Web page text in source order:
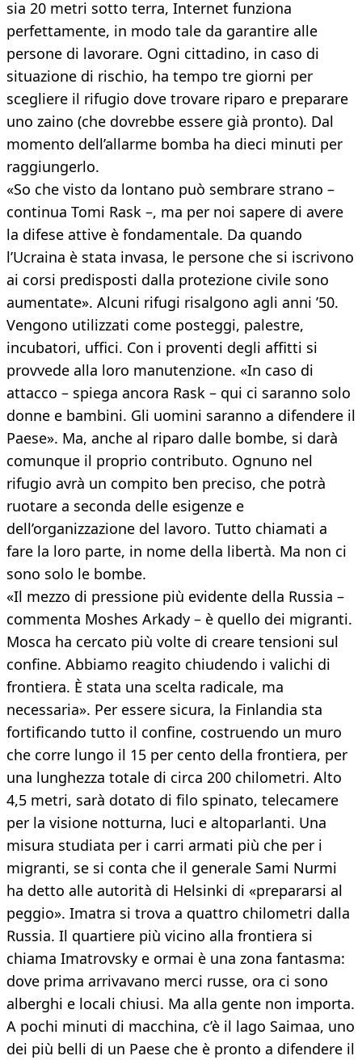
sia 20 metri sotto terra, Internet funziona
perfettamente, in modo tale da garantire alle
persone di lavorare. Ogni cittadino, in caso di
situazione di rischio, ha tempo tre giorni per
scegliere il rifugio dove trovare riparo e preparare
uno zaino (che dovrebbe essere già pronto). Dal
momento dell’allarme bomba ha dieci minuti per
raggiungerlo.
«So che visto da lontano può sembrare strano –
continua Tomi Rask –, ma per noi sapere di avere
la difese attive è fondamentale. Da quando
l’Ucraina è stata invasa, le persone che si iscrivono
ai corsi predisposti dalla protezione civile sono
aumentate». Alcuni rifugi risalgono agli anni ’50.
Vengono utilizzati come posteggi, palestre,
incubatori, uffici. Con i proventi degli affitti si
provvede alla loro manutenzione. «In caso di
attacco – spiega ancora Rask – qui ci saranno solo
donne e bambini. Gli uomini saranno a difendere il
Paese». Ma, anche al riparo dalle bombe, si darà
comunque il proprio contributo. Ognuno nel
rifugio avrà un compito ben preciso, che potrà
ruotare a seconda delle esigenze e
dell’organizzazione del lavoro. Tutto chiamati a
fare la loro parte, in nome della libertà. Ma non ci
sono solo le bombe.
«Il mezzo di pressione più evidente della Russia –
commenta Moshes Arkady – è quello dei migranti.
Mosca ha cercato più volte di creare tensioni sul
confine. Abbiamo reagito chiudendo i valichi di
frontiera. È stata una scelta radicale, ma
necessaria». Per essere sicura, la Finlandia sta
fortificando tutto il confine, costruendo un muro
che corre lungo il 15 per cento della frontiera, per
una lunghezza totale di circa 200 chilometri. Alto
4,5 metri, sarà dotato di filo spinato, telecamere
per la visione notturna, luci e altoparlanti. Una
misura studiata per i carri armati più che per i
migranti, se si conta che il generale Sami Nurmi
ha detto alle autorità di Helsinki di «prepararsi al
peggio». Imatra si trova a quattro chilometri dalla
Russia. Il quartiere più vicino alla frontiera si
chiama Imatrovsky e ormai è una zona fantasma:
dove prima arrivavano merci russe, ora ci sono
alberghi e locali chiusi. Ma alla gente non importa.
A pochi minuti di macchina, c’è il lago Saimaa, uno
dei più belli di un Paese che è pronto a difendere il